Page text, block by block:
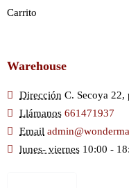
Carrito
Warehouse
Dirección C. Secoya
Llámanos 661471937
Email
lunes- viernes 10:00 -